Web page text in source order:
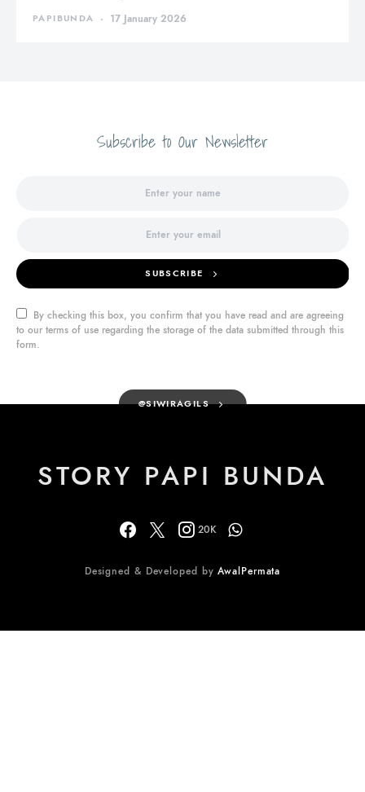
PAPIBUNDA 17 January 2026
Subscribe to Our Newsletter
SUBSCRIBE
By checking this box, you confirm that you have read and are agreeing
to our terms of use regarding the storage of the data submitted through this
form.
@SIWIRAGILS
STORY PAPI BUNDA
20K
Designed & Developed byAwalPermata